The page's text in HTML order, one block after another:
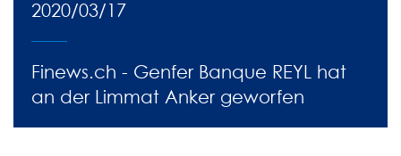
2020/03/17
Finews.ch - Genfer Banque REYL hat
an der Limmat Anker geworfen